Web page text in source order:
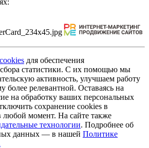
cookies для обеспечения
сбора статистики. С их помощью мы
активность, улучшаем работу
более релевантной. Оставаясь на
на обработку ваших персональных
сохранение cookies в
любой момент. На сайте также
технологии. Подробнее об
данных — в нашей Политике